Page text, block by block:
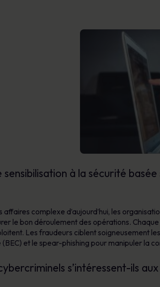
à la sécurité
affaires complexe d’aujourd’hui, les
le bon déroulement des opérations.
Les fraudeurs ciblent soigneusement
(BEC) et le spear-phishing pour manipuler la
s’intéressent-ils